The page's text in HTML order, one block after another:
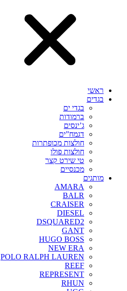
ראשי
בגדים
בגדי ים
ברמודות
ג’ינסים
דגמח”ים
חולצות מכופתרות
חולצות פולו
טי שירט קצר
מכנסיים
מותגים
AMARA
BALR
CRAISER
DIESEL
DSQUARED2
GANT
HUGO BOSS
NEW ERA
POLO RALPH LAUREN
REEF
REPRESENT
RHUN